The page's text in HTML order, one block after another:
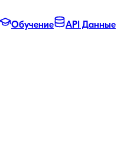
Обучение API Данные